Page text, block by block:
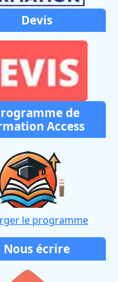
Devis
de
Access
le programme
Nous écrire